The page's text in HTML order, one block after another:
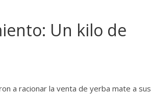
Un kilo de
a racionar la venta de yerba mate a sus